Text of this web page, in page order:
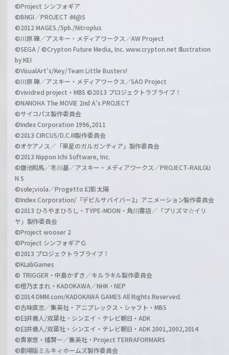
©Project シンフォギア
©BNGI／PROJECT iM@S
©2012 MAGES./5pb./Nitroplus
©川原 礫／アスキー・メディアワークス／AW Project
©SEGA / ©Crypton Future Media, Inc. www.crypton.net Illustration
by KEI
©VisualArt's/Key/Team Little Busters!
©川原 礫／アスキー・メディアワークス／SAO Project
©vividred project・MBS ©2013 プロジェクトラブライブ！
©NANOHA The MOVIE 2nd A's PROJECT
©サイコパス製作委員会
©Index Corporation 1996,2011
©2013 CIRCUS/D.C.III製作委員会
©オケアノス／「翠星のガルガンティア」製作委員会
©2013 Nippon Ichi Software, Inc.
©鎌池和馬／冬川基／アスキー・メディアワークス／PROJECT-RAILGU
N S
©sole;viola／Progetto 幻影太陽
©Index Corporation/「デビルサバイバー2」アニメーション製作委員会
©2013 ひろやまひろし・TYPE-MOON・角川書店／「プリズマ☆イリ
ヤ」製作委員会
©Project wooser 2
©Project シンフォギアＧ
©2013 プロジェクトラブライブ！
©KLabGames
© TRIGGER・中島かずき／キルラキル製作委員会
©橙乃ままれ・KADOKAWA／NHK・NEP
©2014 DMM.com/KADOKAWA GAMES All Rights Reserved.
©古味直志／集英社・アニプレックス・シャフト・MBS
©臼井儀人/双葉社・シンエイ・テレビ朝日・ADK
©臼井儀人/双葉社・シンエイ・テレビ朝日・ADK 2001,2002,2014
©貴家悠・橘賢一／集英社・Project TERRAFORMARS
©劇場版ミルキィホームズ製作委員会